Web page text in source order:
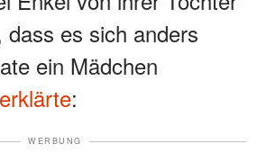
es sich anders
ein Mädchen
erklärte:
WERBUNG